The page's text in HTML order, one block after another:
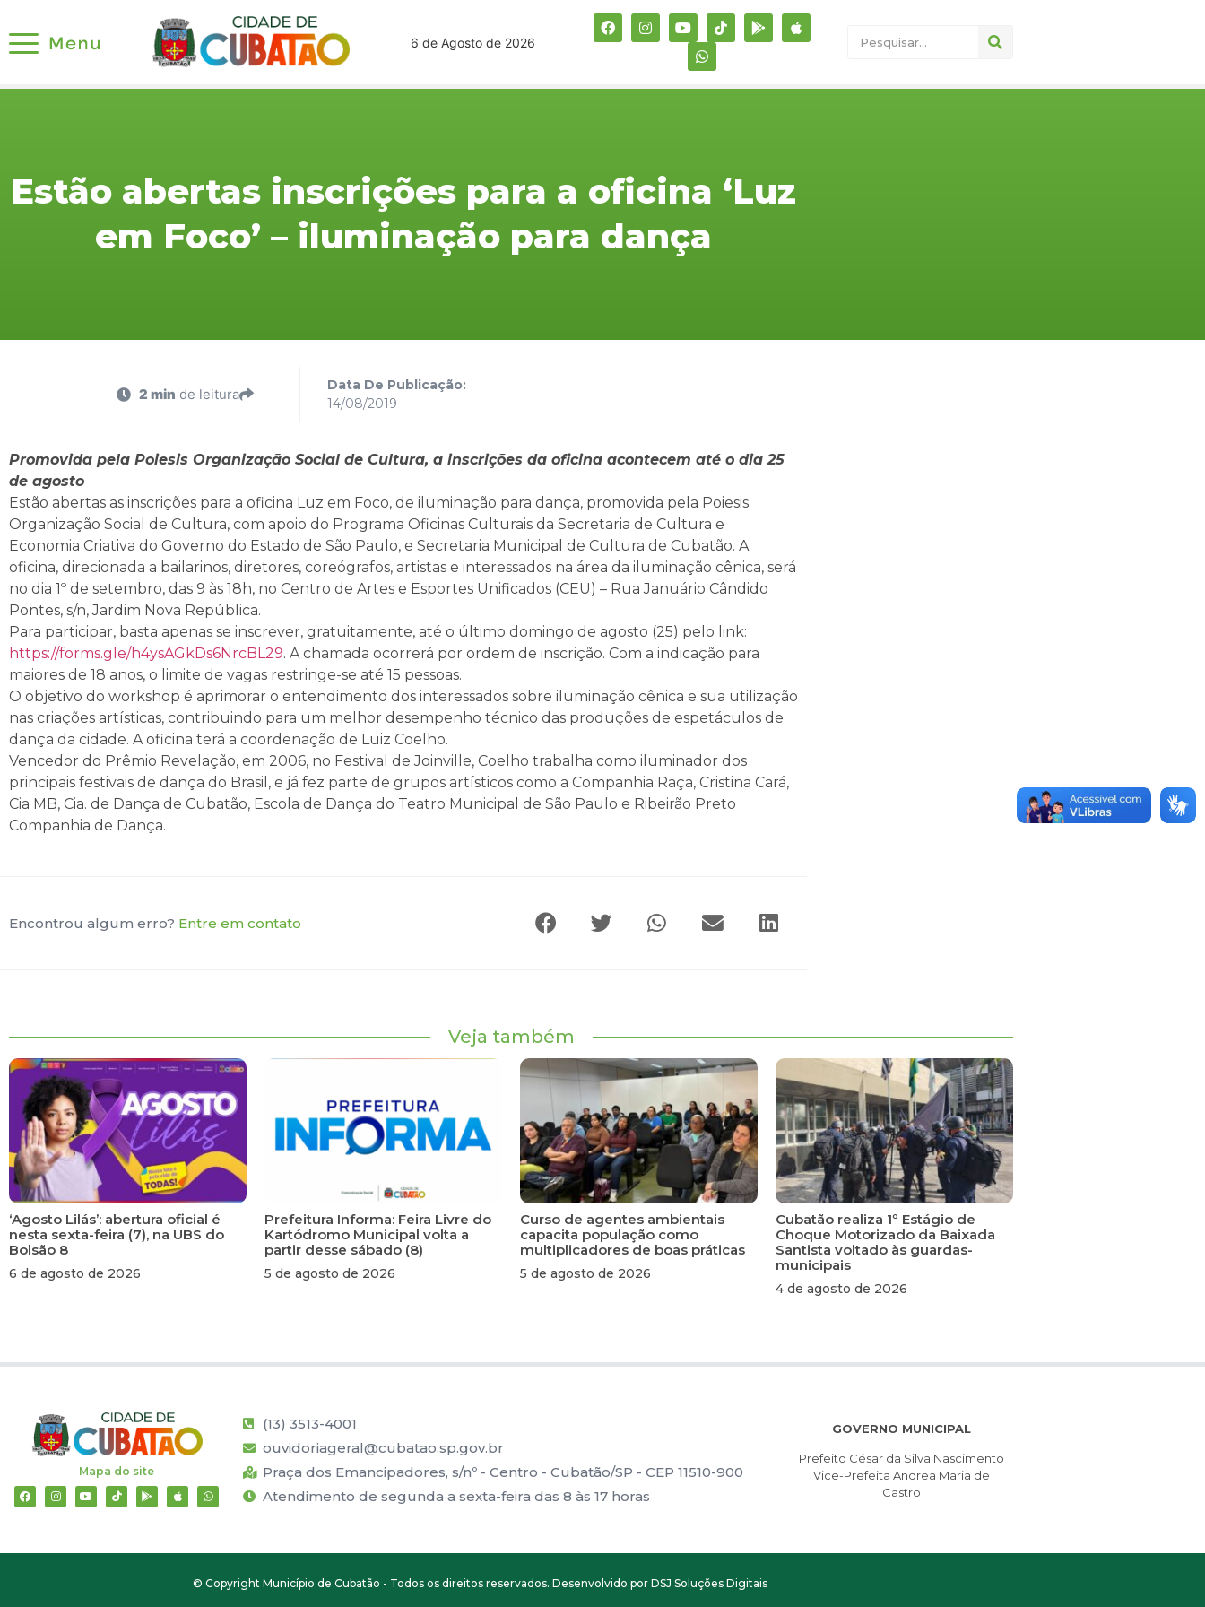
6 de Agosto de 2026
Estão abertas inscrições para a oficina ‘Luz
em Foco’ – iluminação para dança
2 min de leitura
Data De Publicação:
14/08/2019
Promovida pela Poiesis Organização Social de Cultura, a inscrições da oficina acontecem até o dia 25
de agosto
Estão abertas as inscrições para a oficina Luz em Foco, de iluminação para dança, promovida pela Poiesis
Organização Social de Cultura, com apoio do Programa Oficinas Culturais da Secretaria de Cultura e
Economia Criativa do Governo do Estado de São Paulo, e Secretaria Municipal de Cultura de Cubatão. A
oficina, direcionada a bailarinos, diretores, coreógrafos, artistas e interessados na área da iluminação cênica, será
no dia 1º de setembro, das 9 às 18h, no Centro de Artes e Esportes Unificados (CEU) – Rua Januário Cândido
Pontes, s/n, Jardim Nova República.
Para participar, basta apenas se inscrever, gratuitamente, até o último domingo de agosto (25) pelo link:
https://forms.gle/h4ysAGkDs6NrcBL29. A chamada ocorrerá por ordem de inscrição. Com a indicação para
maiores de 18 anos, o limite de vagas restringe-se até 15 pessoas.
O objetivo do workshop é aprimorar o entendimento dos interessados sobre iluminação cênica e sua utilização
nas criações artísticas, contribuindo para um melhor desempenho técnico das produções de espetáculos de
dança da cidade. A oficina terá a coordenação de Luiz Coelho.
Vencedor do Prêmio Revelação, em 2006, no Festival de Joinville, Coelho trabalha como iluminador dos
principais festivais de dança do Brasil, e já fez parte de grupos artísticos como a Companhia Raça, Cristina Cará,
Cia MB, Cia. de Dança de Cubatão, Escola de Dança do Teatro Municipal de São Paulo e Ribeirão Preto
Companhia de Dança.
Encontrou algum erro? Entre em contato
Veja também
‘Agosto Lilás’: abertura oficial é
nesta sexta-feira (7), na UBS do
Bolsão 8
6 de agosto de 2026
Prefeitura Informa: Feira Livre do
Kartódromo Municipal volta a
partir desse sábado (8)
5 de agosto de 2026
Curso de agentes ambientais
capacita população como
multiplicadores de boas práticas
5 de agosto de 2026
Cubatão realiza 1º Estágio de
Choque Motorizado da Baixada
Santista voltado às guardas-
municipais
4 de agosto de 2026
Mapa do site
(13) 3513-4001
ouvidoriageral@cubatao.sp.gov.br
Praça dos Emancipadores, s/nº - Centro - Cubatão/SP - CEP 11510-900
Atendimento de segunda a sexta-feira das 8 às 17 horas
GOVERNO MUNICIPAL
Prefeito César da Silva Nascimento
Vice-Prefeita Andrea Maria de
Castro
© Copyright Município de Cubatão - Todos os direitos reservados. Desenvolvido por DSJ Soluções Digitais